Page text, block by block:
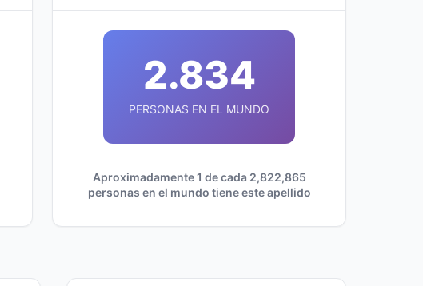
2.834
PERSONAS EN EL MUNDO
Aproximadamente 1 de cada 2,822,865
personas en el mundo tiene este apellido